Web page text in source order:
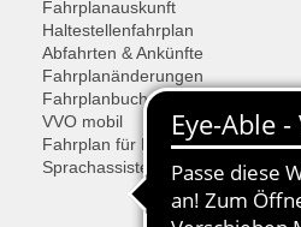
Fahrplanauskunft
Haltestellenfahrplan
Abfahrten & Ankünfte
Fahrplanänderungen
Fahrplanbuch
VVO mobil
Fahrplan für Entwickler
Sprachassistent Alexa